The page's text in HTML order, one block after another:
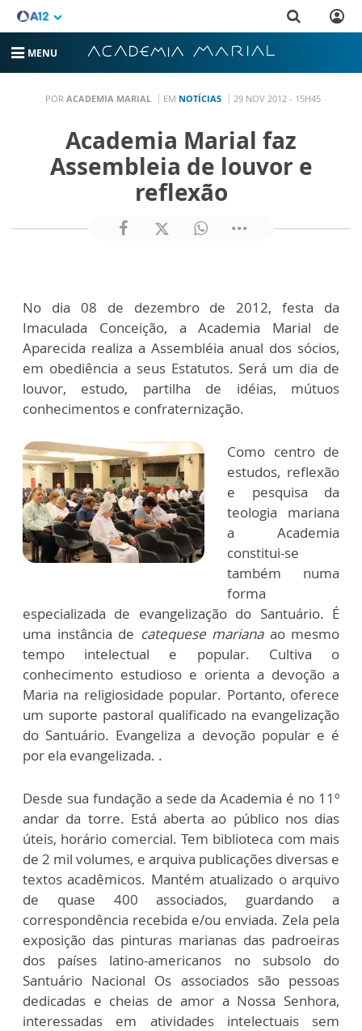
MENU
POR ACADEMIA MARIAL EM NOTÍCIAS 29 NOV 2012 - 15H45
Academia Marial faz
Assembleia de louvor e
reflexão
No dia 08 de dezembro de 2012, festa da
Imaculada Conceição, a Academia Marial de
Aparecida realiza a Assembléia anual dos sócios,
em obediência a seus Estatutos. Será um dia de
louvor, estudo, partilha de idéias, mútuos
conhecimentos e confraternização.
Como centro de
estudos, reflexão
e pesquisa da
teologia mariana
a Academia
constitui-se
também numa
forma
especializada de evangelização do Santuário. É
uma instância de catequese mariana ao mesmo
tempo intelectual e popular. Cultiva o
conhecimento estudioso e orienta a devoção a
Maria na religiosidade popular. Portanto, oferece
um suporte pastoral qualificado na evangelização
do Santuário. Evangeliza a devoção popular e é
por ela evangelizada. .
Desde sua fundação a sede da Academia é no 11º
andar da torre. Está aberta ao público nos dias
úteis, horário comercial. Tem biblioteca com mais
de 2 mil volumes, e arquiva publicações diversas e
textos acadêmicos. Mantém atualizado o arquivo
de quase 400 associados, guardando a
correspondência recebida e/ou enviada. Zela pela
exposição das pinturas marianas das padroeiras
dos países latino-americanos no subsolo do
Santuário Nacional Os associados são pessoas
dedicadas e cheias de amor a Nossa Senhora,
interessadas em atividades intelectuais sem